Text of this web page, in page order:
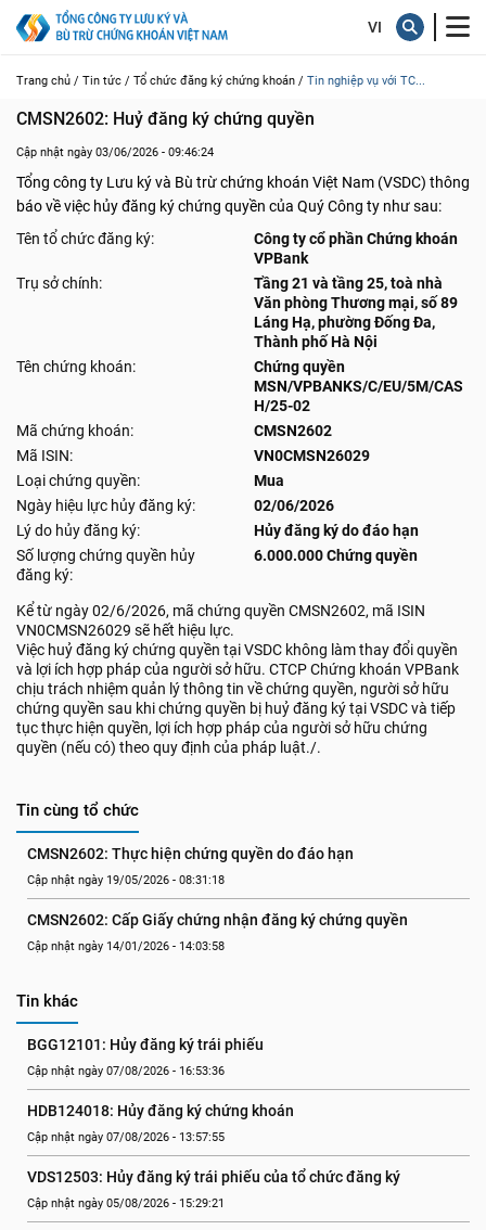
Trang chủ / Tin tức / Tổ chức đăng ký chứng khoán / Tin nghiệp vụ với TC...
CMSN2602: Huỷ đăng ký chứng quyền
Cập nhật ngày 03/06/2026 - 09:46:24
Tổng công ty Lưu ký và Bù trừ chứng khoán Việt Nam (VSDC) thông
báo về việc hủy đăng ký chứng quyền của Quý Công ty như sau:
Tên tổ chức đăng ký:
Công ty cổ phần Chứng khoán
VPBank
Trụ sở chính:
Tầng 21 và tầng 25, toà nhà
Văn phòng Thương mại, số 89
Láng Hạ, phường Đống Đa,
Thành phố Hà Nội
Tên chứng khoán:
Chứng quyền
MSN/VPBANKS/C/EU/5M/CAS
H/25-02
Mã chứng khoán:
CMSN2602
Mã ISIN:
VN0CMSN26029
Loại chứng quyền:
Mua
Ngày hiệu lực hủy đăng ký:
02/06/2026
Lý do hủy đăng ký:
Hủy đăng ký do đáo hạn
Số lượng chứng quyền hủy
đăng ký:
6.000.000 Chứng quyền
Kể từ ngày 02/6/2026, mã chứng quyền CMSN2602, mã ISIN
VN0CMSN26029 sẽ hết hiệu lực.
Việc huỷ đăng ký chứng quyền tại VSDC không làm thay đổi quyền
và lợi ích hợp pháp của người sở hữu. CTCP Chứng khoán VPBank
chịu trách nhiệm quản lý thông tin về chứng quyền, người sở hữu
chứng quyền sau khi chứng quyền bị huỷ đăng ký tại VSDC và tiếp
tục thực hiện quyền, lợi ích hợp pháp của người sở hữu chứng
quyền (nếu có) theo quy định của pháp luật./.
Tin cùng tổ chức
CMSN2602: Thực hiện chứng quyền do đáo hạn
Cập nhật ngày 19/05/2026 - 08:31:18
CMSN2602: Cấp Giấy chứng nhận đăng ký chứng quyền
Cập nhật ngày 14/01/2026 - 14:03:58
Tin khác
BGG12101: Hủy đăng ký trái phiếu
Cập nhật ngày 07/08/2026 - 16:53:36
HDB124018: Hủy đăng ký chứng khoán
Cập nhật ngày 07/08/2026 - 13:57:55
VDS12503: Hủy đăng ký trái phiếu của tổ chức đăng ký
Cập nhật ngày 05/08/2026 - 15:29:21